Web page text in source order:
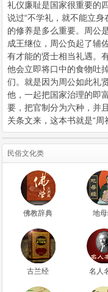
礼仪廉耻是国家很重要的
说过“不学礼，就不能立身
的修养是多么重要。周公
成王继位，周公负起了辅
有才能的贤士相当礼遇。
他会立即将口中的食物吐
们。就是因为周公如此礼
他，一起把国家治理的即
要，把官制分为六种，并
关条文来，这本书就是“周
民俗文化类
佛教辞典 地
古兰经 名人